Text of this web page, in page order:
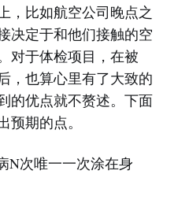
，比如航空公司晚点之
决定于和他们接触的空
对于体检项目，在被
，也算心里有了大致的
的优点就不赘述。下面
期的点。
N次唯一一次涂在身